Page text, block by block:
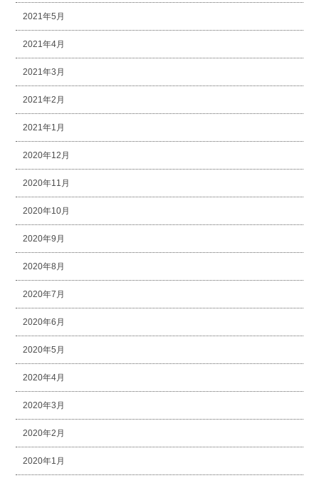
2021年5月
2021年4月
2021年3月
2021年2月
2021年1月
2020年12月
2020年11月
2020年10月
2020年9月
2020年8月
2020年7月
2020年6月
2020年5月
2020年4月
2020年3月
2020年2月
2020年1月